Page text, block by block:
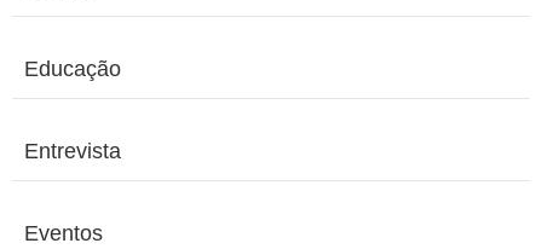
Educação
Entrevista
Eventos